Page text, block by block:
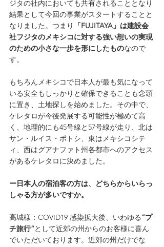
ジタの社内においても共有されることとなり
結果として今回の事業がスタートすることと
なりました。つまり
「FUJITAYA」は建設会
社フジタのメキシコに対する強い想いの実現
のための小さな一歩を形にしたものなので
す。
もちろんメキシコで日本人が最も気になって
いる安全もしっかりと確保できることも念頭
に置き、土地探しを始めました。その中で、
ケレタロが今後発展する可能性が極めて高
く、地理的にも45号線と57号線が走り、北は
サン・ルイス・ポトシ、東はメキシコシテ
ィ、西はグアナファト州各都市へのアクセス
があるケレタロに決めました。
ー日本人の宿泊客の方は、どちらからいらっ
しゃる方が多いですか。
高城様：COVID19 感染拡大後、いわゆる”プ
チ旅行”として近郊の州からのお客様に喜ん
でいただいております。近郊の州だけでな